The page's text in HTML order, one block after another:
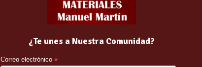
¿Te unes a Nuestra Comunidad?
Correo electrónico *